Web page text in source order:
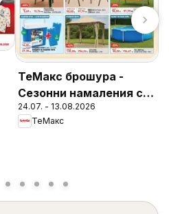
ТеMакс брошура -
Сезонни намаления с
до -60%
24.07. - 13.08.2026
ТеMакс